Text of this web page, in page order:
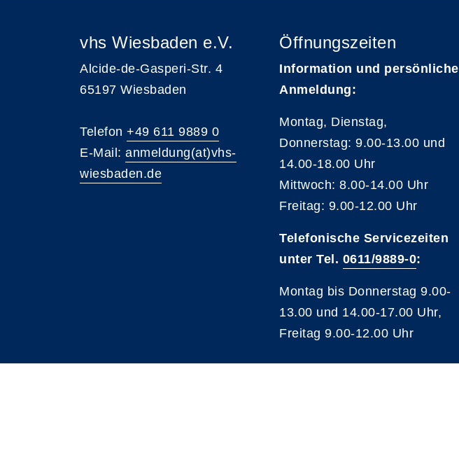
vhs Wiesbaden e.V.
Alcide-de-Gasperi-Str. 4
65197 Wiesbaden
Telefon +49 611 9889 0
E-Mail: anmeldung(at)vhs-
wiesbaden.de
Öffnungszeiten
Information und persönliche
Anmeldung:
Montag, Dienstag,
Donnerstag: 9.00-13.00 und
14.00-18.00 Uhr
Mittwoch: 8.00-14.00 Uhr
Freitag: 9.00-12.00 Uhr
Telefonische Servicezeiten
unter Tel. 0611/9889-0:
Montag bis Donnerstag 9.00-
13.00 und 14.00-17.00 Uhr,
Freitag 9.00-12.00 Uhr